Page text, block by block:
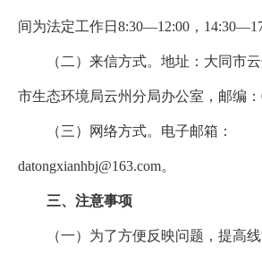
间为法定工作日 8:30—12:00，
（二）来信方式。地址： 大同市
市生态环境局云州分局办公室 ，邮编：
（三）网络方式。电子邮箱：
datongxianhbj@163.com。
三、注意事项
（一）为了方便反映问题，提高线